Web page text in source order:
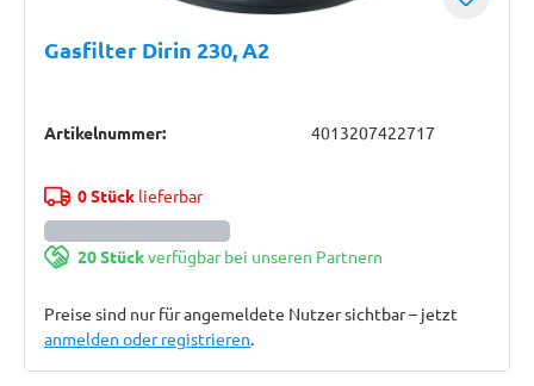
Gasfilter Dirin 230, A2
Artikelnummer: 4013207422717
0 Stücklieferbar
20 Stückverfügbar bei unseren Partnern
Preise sind nur für angemeldete Nutzer sichtbar – jetzt
anmelden oder registrieren.